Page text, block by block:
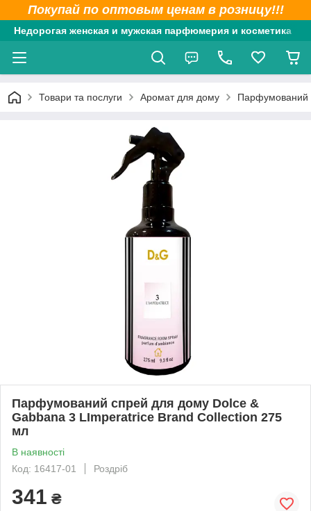
Покупай по оптовым ценам в розницу!!!
Недорогая женская и мужская парфюмерия и косметика
Товари та послуги Аромат для дому Парфумований
Парфумований спрей для дому Dolce &
Gabbana 3 LImperatrice Brand Collection 275
мл
В наявності
Код: 16417-01
Роздріб
341 ₴